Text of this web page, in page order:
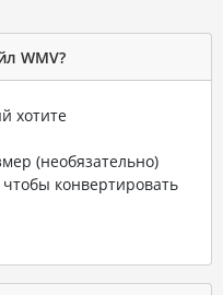
WMV?
хотите
(необязательно)
конвертировать